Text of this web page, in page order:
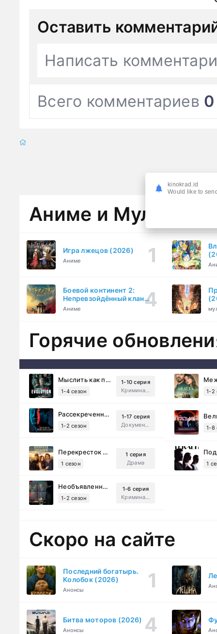
Оставить
Написать
Всего комментариев 0
Аниме и
Игра лжецов (2026)
Аниме
Боевой континент 2:
Непревзойдённый клан
Тан (2023)
Аниме
Горячие
Мыслить как преступник: Эволюция (2022)
1-4 сезон
1-10 серия
Криминал, Детектив, Триллер, Драма
1-2
Рассекреченные тайны с Дэвидом Духовны (2025)
1-2 сезон
1-17 серия
Документальный, Исторический, Sci-Fi
1-8
Перекресток Салливанов (2023)
1 сезон
1 серия
Драма
1
Необъявленная война (2022)
1-2 сезон
1-6 серия
Криминал, Триллер, Драма
Скоро на сайте
Последний богатырь.
Колобок (2026)
Анонсы
Битва моторов (2026)
Анонсы
kinokrad.id
Would like to